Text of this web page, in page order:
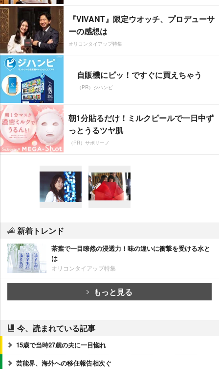
『VIVANT』限定ウオッチ、プロデューサ
ーの感想は
オリコンタイアップ特集
自販機にピッ！ですぐに買えちゃう
（PR）ジハンピ
朝1分貼るだけ！ミルクピールで一日中ず
っとうるツヤ肌
（PR）サボリーノ
新着トレンド
茶葉で一目瞭然の浸透力！味の違いに衝撃を受ける水と
は
オリコンタイアップ特集
もっと見る
今、読まれている記事
15歳で当時27歳の夫に一目惚れ
芸能界、海外への移住報告相次ぐ